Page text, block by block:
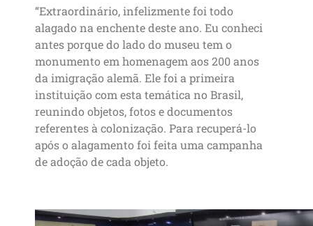
“Extraordinário, infelizmente foi todo
alagado na enchente deste ano. Eu conheci
antes porque do lado do museu tem o
monumento em homenagem aos 200 anos
da imigração alemã. Ele foi a primeira
instituição com esta temática no Brasil,
reunindo objetos, fotos e documentos
referentes à colonização. Para recuperá-lo
após o alagamento foi feita uma campanha
de adoção de cada objeto.